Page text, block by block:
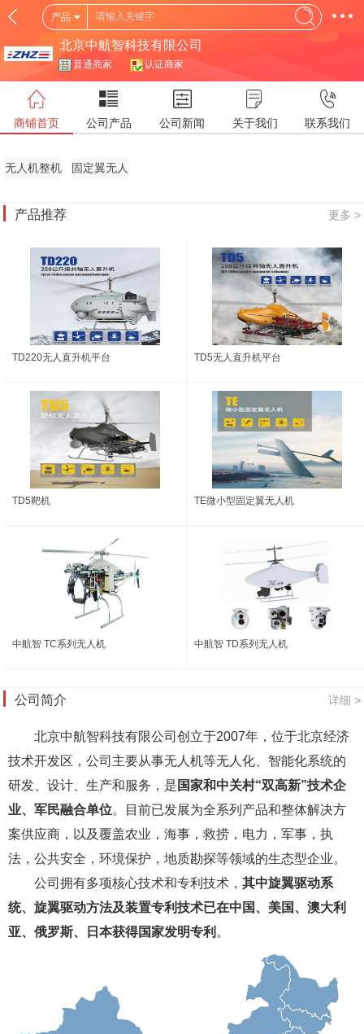
产品
北京中航智科技有限公司
普通商家 认证商家
商铺首页 公司产品 公司新闻 关于我们 联系我们
无人机整机
固定翼无人
产品推荐 更多 >
TD220无人直升机平台 TD5无人直升机平台
TD5靶机 TE微小型固定翼无人机
中航智 TC系列无人机 中航智 TD系列无人机
公司简介 详细 >
北京中航智科技有限公司创立于2007年，位于北京经济
技术开发区，公司主要从事无人机等无人化、智能化系统的
研发、设计、生产和服务，是 国家和中关村“双高新”技术企
业、军民融合单位。目前已发展为全系列产品和整体解决方
案供应商，以及覆盖农业，海事，救捞，电力，军事，执
法，公共安全，环境保护，地质勘探等领域的生态型企业。
公司拥有多项核心技术和专利技术， 其中旋翼驱动系
统、旋翼驱动方法及装置专利技术已在中国、美国、澳大利
亚、俄罗斯、日本获得国家发明专利 。